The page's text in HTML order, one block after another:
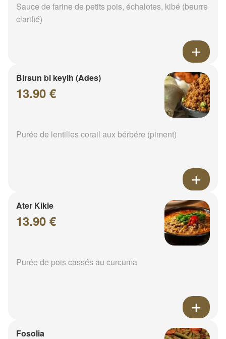
Sauce de farine de petits pois, échalotes, kibé (beurre
clarifié)
Birsun bi keyih (Ades)
13.90 €
Purée de lentilles corail aux bérbére (piment)
Ater Kikie
13.90 €
Purée de pois cassés au curcuma
Fosolia